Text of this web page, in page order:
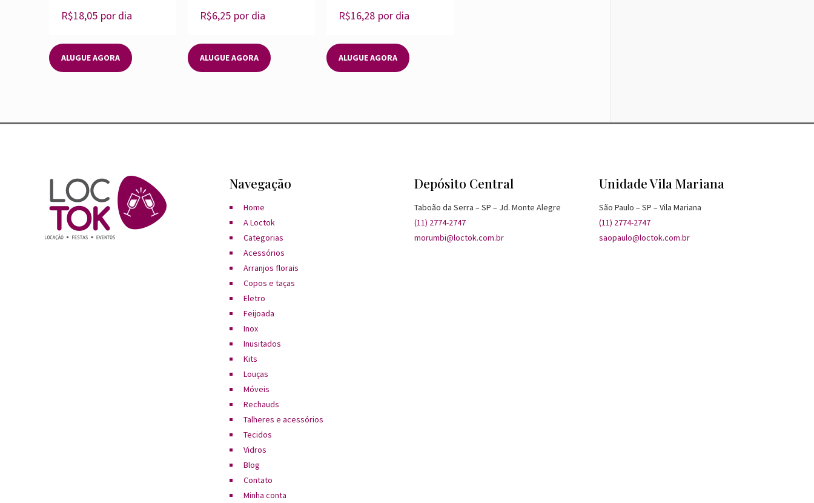
R$18,05 por dia
ALUGUE AGORA
R$6,25 por dia
ALUGUE AGORA
R$16,28 por dia
ALUGUE AGORA
Navegação
Home
A Loctok
Categorias
Acessórios
Arranjos florais
Copos e taças
Eletro
Feijoada
Inox
Inusitados
Kits
Louças
Móveis
Rechauds
Talheres e acessórios
Tecidos
Vidros
Blog
Contato
Minha conta
Depósito Central
Taboão da Serra – SP – Jd. Monte Alegre
(11) 2774-2747
morumbi@loctok.com.br
Unidade Vila Mariana
São Paulo – SP – Vila Mariana
(11) 2774-2747
saopaulo@loctok.com.br